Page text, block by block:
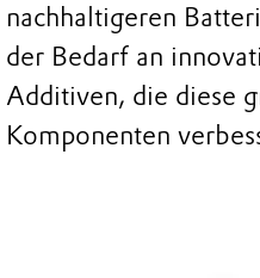
nachhaltigeren
der Bedarf an
Additiven, die diese
Komponenten